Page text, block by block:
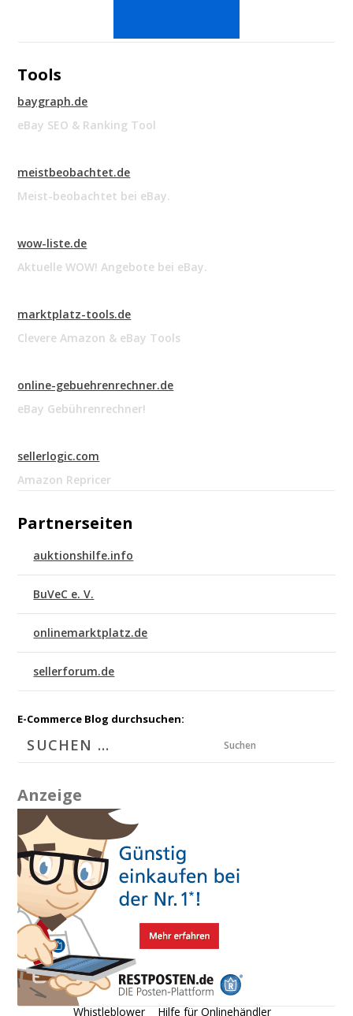
Tools
baygraph.de
eBay SEO & Ranking Tool
meistbeobachtet.de
Meist-beobachtet bei eBay.
wow-liste.de
Aktuelle WOW! Angebote bei eBay.
marktplatz-tools.de
Clevere Amazon & eBay Tools
online-gebuehrenrechner.de
eBay Gebührenrechner!
sellerlogic.com
Amazon Repricer
Partnerseiten
auktionshilfe.info
BuVeC e. V.
onlinemarktplatz.de
sellerforum.de
E-Commerce Blog durchsuchen:
Suchen
Anzeige
Whistleblower Hilfe für Onlinehändler